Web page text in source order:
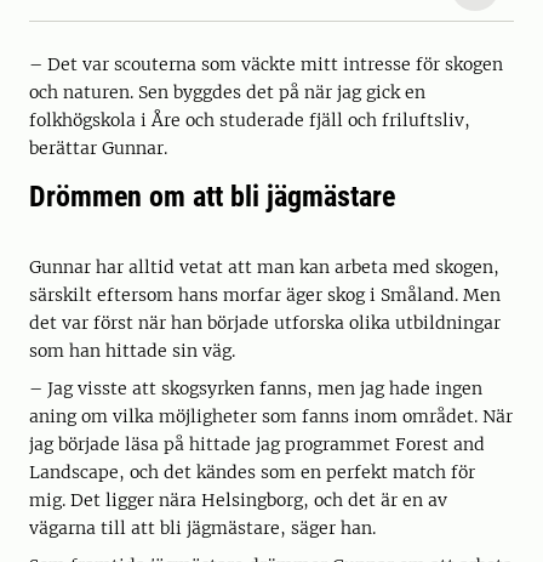
– Det var scouterna som väckte mitt intresse för skogen
och naturen. Sen byggdes det på när jag gick en
folkhögskola i Åre och studerade fjäll och friluftsliv,
berättar Gunnar.
Drömmen om att bli jägmästare
Gunnar har alltid vetat att man kan arbeta med skogen,
särskilt eftersom hans morfar äger skog i Småland. Men
det var först när han började utforska olika utbildningar
som han hittade sin väg.
– Jag visste att skogsyrken fanns, men jag hade ingen
aning om vilka möjligheter som fanns inom området. När
jag började läsa på hittade jag programmet Forest and
Landscape, och det kändes som en perfekt match för
mig. Det ligger nära Helsingborg, och det är en av
vägarna till att bli jägmästare, säger han.